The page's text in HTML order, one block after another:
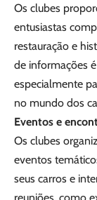
Os clubes
entusiastas
restauração e
de informações
especialmente
no mundo dos
Eventos e
Os clubes
eventos
seus carros e
reuniões, como